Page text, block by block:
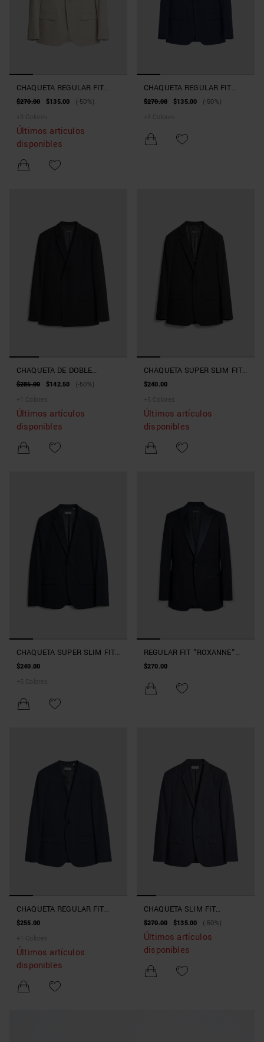
CHAQUETA REGULAR FIT
«LUIS» DE SARGA DE
$270.00 $135.00
(-50%)
+ 3 Colores
Últimos artículos
disponibles
CHAQUETA REGULAR FIT
«LUIS» DE SARGA DE
$270.00 $135.00
(-50%)
+ 3 Colores
CHAQUETA DE DOBLE
BOTONADURA REGULAR FIT
VISCOSA ELÁSTICA
$285.00 $142.50
(-50%)
+
Colores
Últimos artículos
disponibles
CHAQUETA SUPER SLIM FIT
«ASHE» DE MEZCLA DE
$240.00
+ 5 Colores
Últimos artículos
disponibles
CHAQUETA SUPER SLIM FIT
«ASHE» DE MEZCLA DE
$240.00
+ 5 Colores
REGULAR FIT "ROXANNE"
JACKET IN STRETCH
INSETS
$270.00
CHAQUETA REGULAR FIT
«ELLIE» DE MEZCLA DE
$255.00
+
Colores
Últimos artículos
disponibles
CHAQUETA SLIM FIT
«BONNIE» DE MEZCLA DE
VISCOSA ELÁSTICA CON
MICROPATRÓN
$270.00 $135.00 (-50%)
Últimos artículos
disponibles